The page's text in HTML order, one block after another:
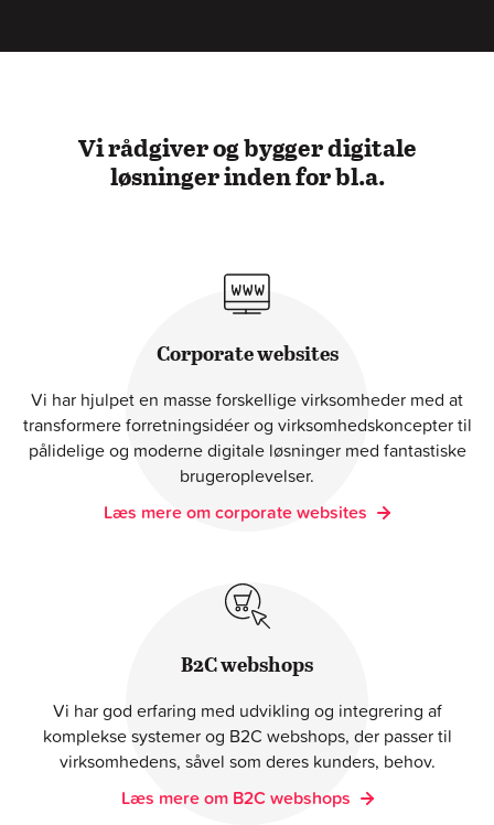
Vi rådgiver og bygger digitale
løsninger inden for bl.a.
Corporate websites
Vi har hjulpet en masse forskellige virksomheder med at
transformere forretningsidéer og virksomhedskoncepter til
pålidelige og moderne digitale løsninger med fantastiske
brugeroplevelser.
Læs mere om corporate websites
B2C webshops
Vi har god erfaring med udvikling og integrering af
komplekse systemer og B2C webshops, der passer til
virksomhedens, såvel som deres kunders, behov.
Læs mere om B2C webshops